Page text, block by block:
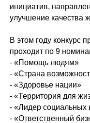
инициатив,
улучшение качества
В этом году конкурс
проходит по 9
- «Помощь людям»
- «Страна
- «Здоровье нации»
- «Территория для
- «Лидер социальных
- «Ответственный